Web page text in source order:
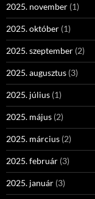
2025. november (1)
2025. október (1)
2025. szeptember (2)
2025. augusztus (3)
2025. július (1)
2025. május (2)
2025. március (2)
2025. február (3)
2025. január (3)